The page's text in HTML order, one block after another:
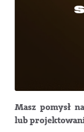
Masz pomysł
lub